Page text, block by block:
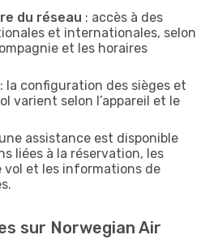
du réseau : accès à des
et internationales, selon
et les horaires
: la configuration des sièges et
varient selon l’appareil et le
assistance est disponible
liées à la réservation, les
vol et les informations de
sur Norwegian Air